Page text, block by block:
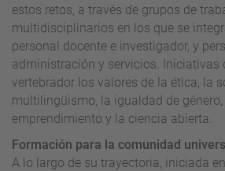
estos retos, a través de grupos de
multidisciplinarios en los que se
personal docente e investigador, y
administración y servicios. Iniciativas
vertebrador los valores de la ética, la
multilingüismo, la igualdad de género,
emprendimiento y la ciencia abierta.
Formación para la comunidad
A lo largo de su trayectoria, iniciada